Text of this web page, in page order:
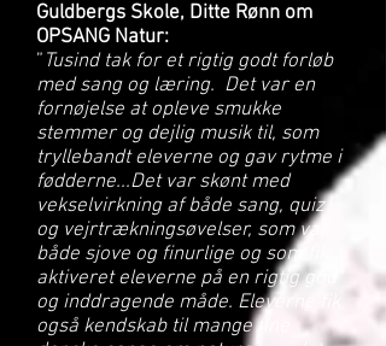
Guldbergs Skole, Ditte Rønn om
OPSANG Natur:
” Tusind tak for et rigtig godt forløb
med sang og læring. Det var en
fornøjelse at opleve smukke
stemmer og dejlig musik til, som
tryllebandt eleverne og gav rytme i
fødderne...Det var skønt med
vekselvirkning af både sang, quiz
og vejrtrækningsøvelser, som var
både sjove og finurlige og som fik
aktiveret eleverne på en rigtig god
og inddragende måde. Eleverne fik
også kendskab til mange fine